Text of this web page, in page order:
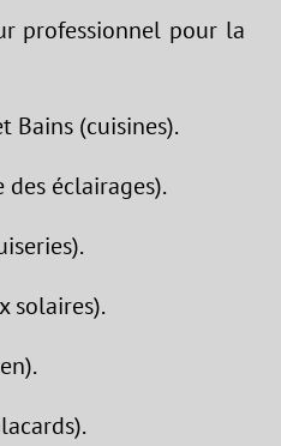
professionnel pour la
Bains (cuisines).
des éclairages).
solaires).